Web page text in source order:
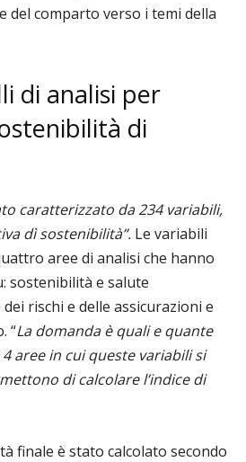
del comparto verso i temi della
di analisi per
di
caratterizzato da 234 variabili,
dì sostenibilità”. Le variabili
aree di analisi che hanno
sostenibilità e salute
rischi e delle assicurazioni e
“La domanda è quali e quante
aree in cui queste variabili si
di calcolare l’indice di
finale è stato calcolato secondo